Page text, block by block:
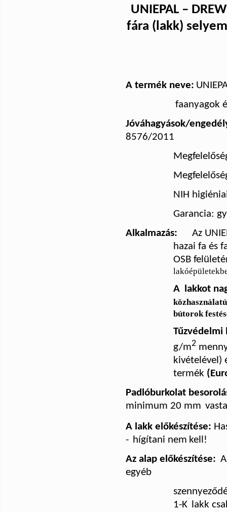
UNIEPAL –
fára (lakk)
A termék neve:
faanyagok
Jóváhagyások/
8576/2011
NIH
Garancia:
Alkalmazás:
Az
hazai fa és
OSB
A lakkot
közhasználatú
bútorok
Tűzvédelmi
g/m2
kivételével)
termék
Padlóburkolat
minimum 20 mm
A lakk előkészítése:
- hígítani nem kell!
Az alap előkészítése:
egyéb
1-K lakk